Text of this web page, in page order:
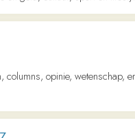
uitgaan, theater, film, party,
show | AD.nl
van Nederland, 24 uur per